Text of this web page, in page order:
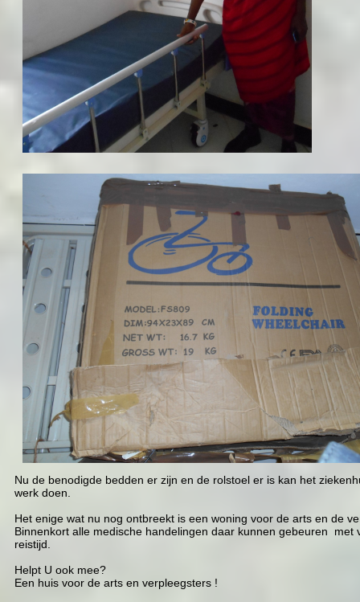
Nu de benodigde bedden er zijn en de rolstoel er is kan het
werk doen.
Het enige wat nu nog ontbreekt is een woning voor de arts en de
Binnenkort alle medische handelingen daar kunnen gebeuren met
reistijd.
Helpt U ook mee?
Een huis voor de arts en verpleegsters !